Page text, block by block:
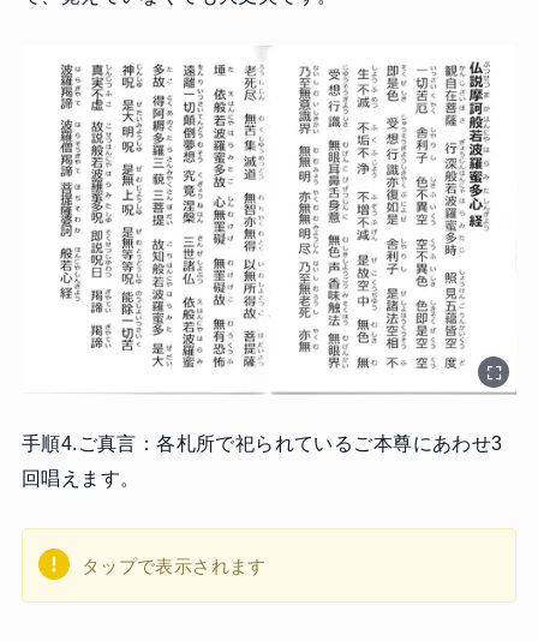
手順4.ご真言：各札所で祀られているご本尊にあわせ3
回唱えます。
タップで表示されます